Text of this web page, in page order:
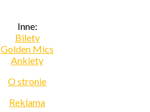
Inne:
Bilety
Golden Mics
Ankiety
O stronie
Reklama